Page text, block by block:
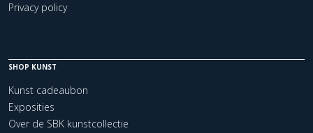
Privacy policy
SHOP KUNST
Kunst cadeaubon
Exposities
Over de SBK kunstcollectie